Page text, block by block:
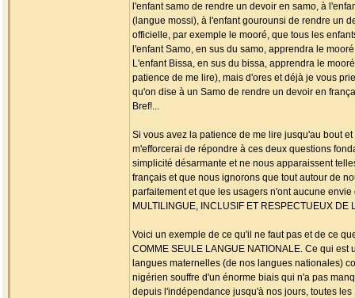
l'enfant samo de rendre un devoir en samo, à
(langue mossi), à l'enfant gourounsi de rendre un
officielle, par exemple le mooré, que tous les
l'enfant Samo, en sus du samo, apprendra le
L'enfant Bissa, en sus du bissa, apprendra le
patience de me lire), mais d'ores et déjà je vous
qu'on dise à un Samo de rendre un devoir en
Bref!...
Si vous avez la patience de me lire jusqu'au bout
m'efforcerai de répondre à ces deux questions
simplicité désarmante et ne nous apparaissent
français et que nous ignorons que tout autour de
parfaitement et que les usagers n'ont aucune
MULTILINGUE, INCLUSIF ET RESPECTUEUX
Voici un exemple de ce qu'il ne faut pas et de ce
COMME SEULE LANGUE NATIONALE. Ce qui
langues maternelles (de nos langues nationales)
nigérien souffre d'un énorme biais qui n'a pas
depuis l'indépendance jusqu'à nos jours, toutes